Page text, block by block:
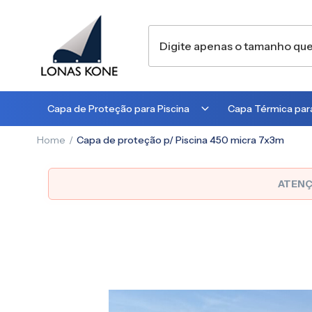
Capa de Proteção para Piscina
300 MICRA
450 MICRA
Capa Térmica
300 MICRA
500 MICRA
Home Capa de proteção p/ Piscina 450 micra 7x3m